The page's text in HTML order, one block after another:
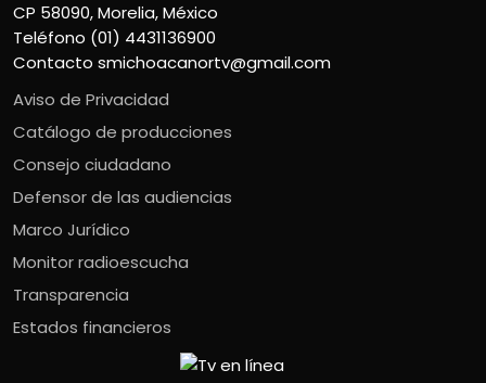
CP 58090, Morelia, México
Teléfono (01) 4431136900
Contacto smichoacanortv@gmail.com
Aviso de Privacidad
Catálogo de producciones
Consejo ciudadano
Defensor de las audiencias
Marco Jurídico
Monitor radioescucha
Transparencia
Estados financieros